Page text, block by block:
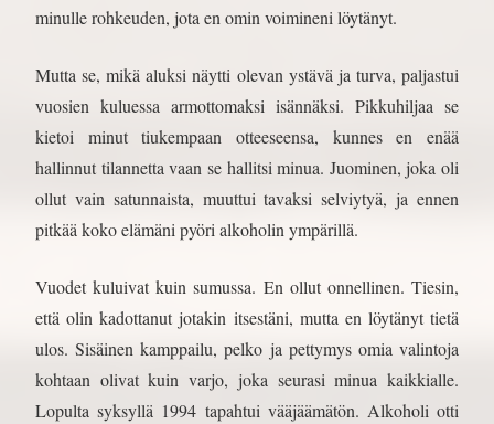
minulle rohkeuden, jota en omin voimineni löytänyt.
Mutta se, mikä aluksi näytti olevan ystävä ja turva, paljastui
vuosien kuluessa armottomaksi isännäksi. Pikkuhiljaa se
kietoi minut tiukempaan otteeseensa, kunnes en enää
hallinnut tilannetta vaan se hallitsi minua. Juominen, joka oli
ollut vain satunnaista, muuttui tavaksi selviytyä, ja ennen
pitkää koko elämäni pyöri alkoholin ympärillä.
Vuodet kuluivat kuin sumussa. En ollut onnellinen. Tiesin,
että olin kadottanut jotakin itsestäni, mutta en löytänyt tietä
ulos. Sisäinen kamppailu, pelko ja pettymys omia valintoja
kohtaan olivat kuin varjo, joka seurasi minua kaikkialle.
Lopulta syksyllä 1994 tapahtui vääjäämätön. Alkoholi otti